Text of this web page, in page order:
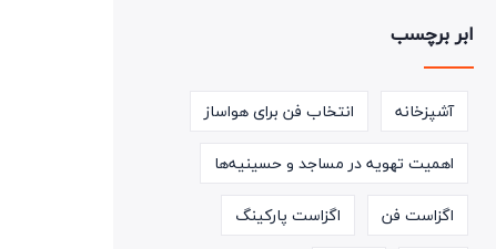
ابر برچسب
آشپزخانه
انتخاب فن برای هواساز
اهمیت تهویه در مساجد و حسینیه‌ها
اگزاست فن
اگزاست پارکینگ